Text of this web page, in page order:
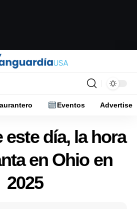
Eventos Advertise
este día, la hora
en Ohio en
2025